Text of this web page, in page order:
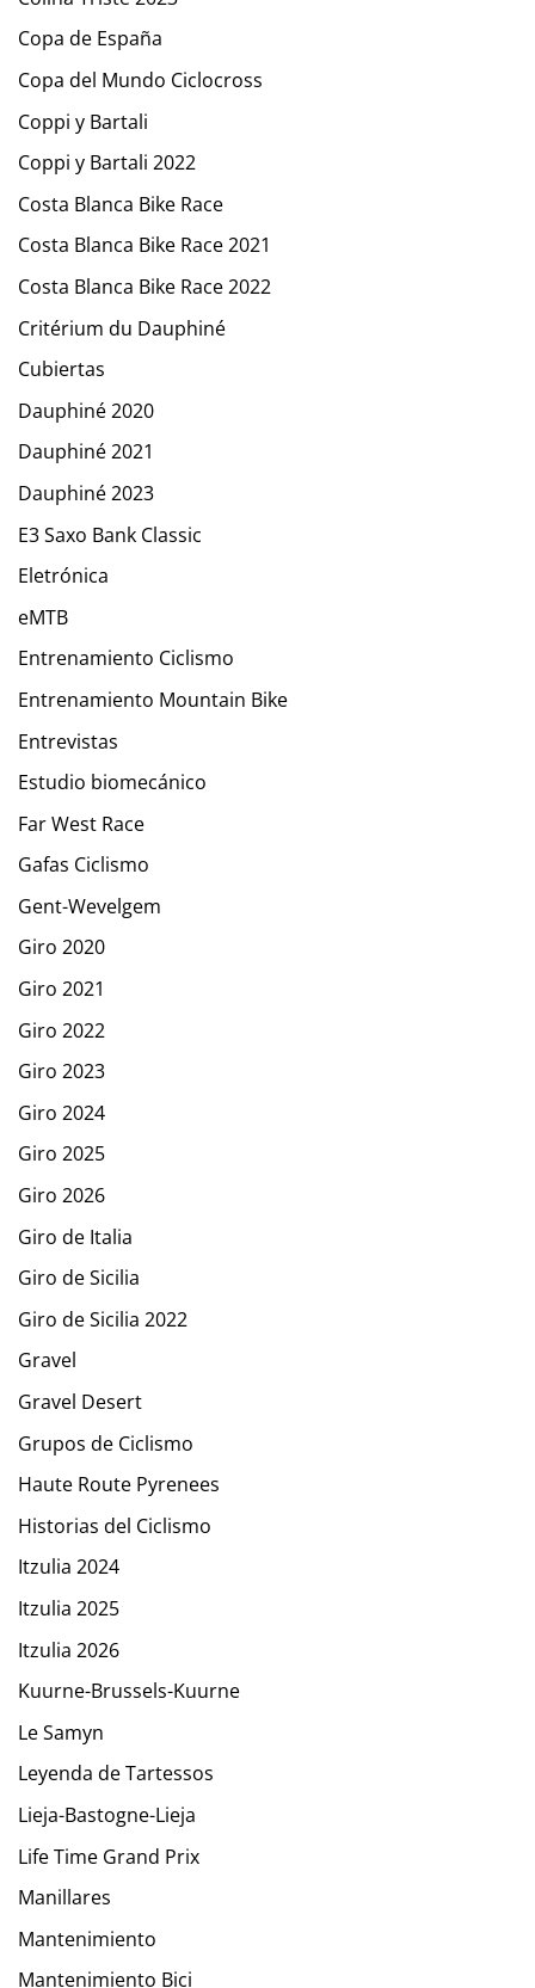
Copa de España
Copa del Mundo Ciclocross
Coppi y Bartali
Coppi y Bartali 2022
Costa Blanca Bike Race
Costa Blanca Bike Race 2021
Costa Blanca Bike Race 2022
Critérium du Dauphiné
Cubiertas
Dauphiné 2020
Dauphiné 2021
Dauphiné 2023
E3 Saxo Bank Classic
Eletrónica
eMTB
Entrenamiento Ciclismo
Entrenamiento Mountain Bike
Entrevistas
Estudio biomecánico
Far West Race
Gafas Ciclismo
Gent-Wevelgem
Giro 2020
Giro 2021
Giro 2022
Giro 2023
Giro 2024
Giro 2025
Giro 2026
Giro de Italia
Giro de Sicilia
Giro de Sicilia 2022
Gravel
Gravel Desert
Grupos de Ciclismo
Haute Route Pyrenees
Historias del Ciclismo
Itzulia 2024
Itzulia 2025
Itzulia 2026
Kuurne-Brussels-Kuurne
Le Samyn
Leyenda de Tartessos
Lieja-Bastogne-Lieja
Life Time Grand Prix
Manillares
Mantenimiento
Mantenimiento Bici